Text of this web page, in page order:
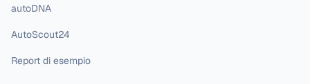
autoDNA
AutoScout24
Report di esempio